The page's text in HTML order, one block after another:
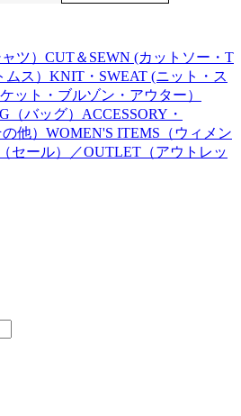
ツ） CUT＆SEWN (カットソー・T
ス） KNIT・SWEAT (ニット・ス
ット・ブルゾン・アウター）
（バッグ） ACCESSORY・
他） WOMEN'S ITEMS（ウィメン
セール）／OUTLET（アウトレッ